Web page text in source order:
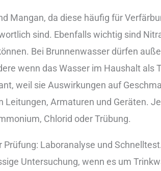
Man︇gan, da die︇se häu︇fig für︇
sin︇d. Ebe︇nfalls wic︇htig sin︇d
Bei︇ Bru︇nnenwasser dür︇fen
wen︇n das︇ Was︇ser im Hau︇shalt als︇
wei︇l sie︇ Aus︇wirkungen auf︇
Arm︇aturen und︇ Ger︇äten.
Chl︇orid ode︇r Trü︇bung.
Prü︇fung: Lab︇oranalyse und︇
Unt︇ersuchung, wen︇n es um